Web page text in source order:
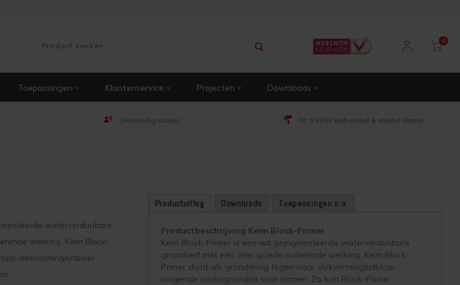
0
Toepassingen Klantenservice Projecten Downloads
Deskundig advies Nr 1 KEIM webwinkel & erkend dealer
waterverdunbare
werking. Keim Block-
vlekvorming/uitbloei
Productuitleg Downloads Toepassingen o.a.
Productbeschrijving Keim Block-Primer
Keim Block-Primer is een wit gepigmenteerde waterverdunbare
grondverf met een zeer goede isolerende werking. Keim Block-
Primer dient als grondering tegen naar vlekvorming/uitbloei
neigende ondergronden voor binnen. Zo kan Block-Primer